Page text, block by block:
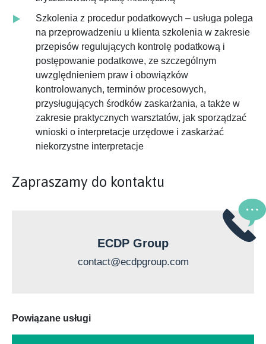
Szkolenia z procedur podatkowych – usługa polega
na przeprowadzeniu u klienta szkolenia w zakresie
przepisów regulujących kontrolę podatkową i
postępowanie podatkowe, ze szczególnym
uwzględnieniem praw i obowiązków
kontrolowanych, terminów procesowych,
przysługujących środków zaskarżania, a także w
zakresie praktycznych warsztatów, jak sporządzać
wnioski o interpretacje urzędowe i zaskarżać
niekorzystne interpretacje
Zapraszamy do kontaktu
ECDP Group
contact@ecdpgroup.com
Powiązane usługi